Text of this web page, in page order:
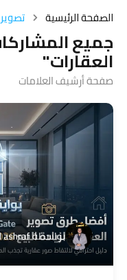
الصفحة الرئيسية
جميع
العقارات"
صفحة أرشيف العلامات
بواسطةashraf